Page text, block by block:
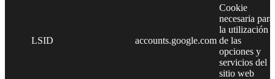
LSID accounts.google.com
Cookie
necesaria para
la utilización
de las
opciones y
servicios del
sitio web